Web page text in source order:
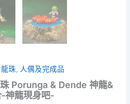
珠, 人偶及完成品
Porunga & Dende 神龍&
神龍現身吧-